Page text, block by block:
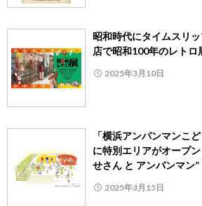
昭和時代にタイムスリ
店で昭和100年のレトロ
2025年3月10日
「横浜アンパンマンこ
に特別エリアがオープ
せさん と アンパンマン”
2025年3月15日